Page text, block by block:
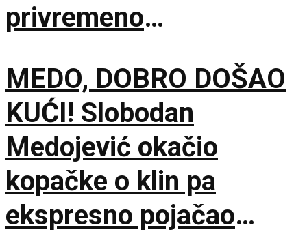
privremeno
MEDO, DOBRO DOŠAO
KUĆI! Slobodan
Medojević okačio
kopačke o klin pa
ekspresno pojačao